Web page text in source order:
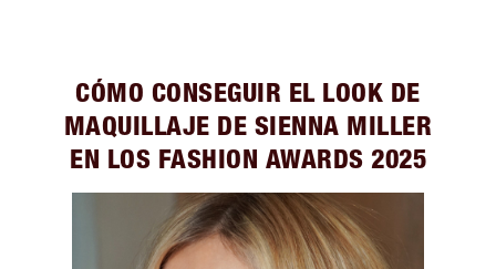
CÓMO CONSEGUIR EL LOOK DE
MAQUILLAJE DE SIENNA MILLER
EN LOS FASHION AWARDS 2025